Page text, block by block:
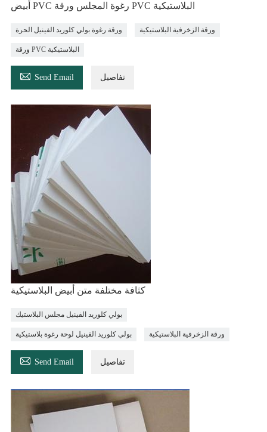
أبيض PVC رغوة المجلس ورقة PVC البلاستيكية
ورقة رغوة بولي كلوريد الفينيل الحرة ورقة الزخرفية البلاستيكية
ورقة PVC البلاستيكية
 Send Email تفاصيل
كثافة مختلفة متن أبيض البلاستيكية
بولي كلوريد الفينيل مجلس البلاستيك
بولي كلوريد الفينيل لوحة رغوة بلاستيكية ورقة الزخرفية البلاستيكية
 Send Email تفاصيل